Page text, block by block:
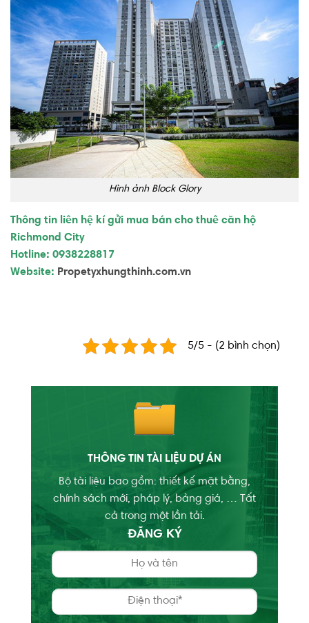
Hình ảnh Block Glory
Thông tin liên hệ kí gửi mua bán cho thuê căn hộ
Richmond City
Hotline: 0938228817
Website: Propetyxhungthinh.com.vn
5/5 - (2 bình chọn)
THÔNG TIN TÀI LIỆU DỰ ÁN
Bộ tài liệu bao gồm: thiết kế mặt bằng,
chính sách mới, pháp lý, bảng giá, … Tất
cả trong một lần tải.
ĐĂNG KÝ